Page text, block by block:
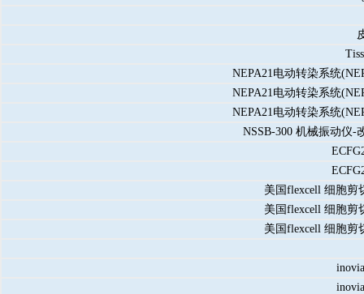
NEPA21电动转染系统
NEPA21电动转染系统
NEPA21电动转染系统
NSSB-300 机械振动仪-
美国flexcell 细胞剪
美国flexcell 细胞剪
美国flexcell 细胞剪